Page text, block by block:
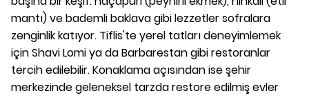
mantı) ve bademli baklava gibi lezzetler sofralara
zenginlik katıyor. Tiflis'te yerel tatları deneyimlemek
için Shavi Lomi ya da Barbarestan gibi restoranlar
tercih edilebilir. Konaklama açısından ise şehir
merkezinde geleneksel tarzda restore edilmiş evler